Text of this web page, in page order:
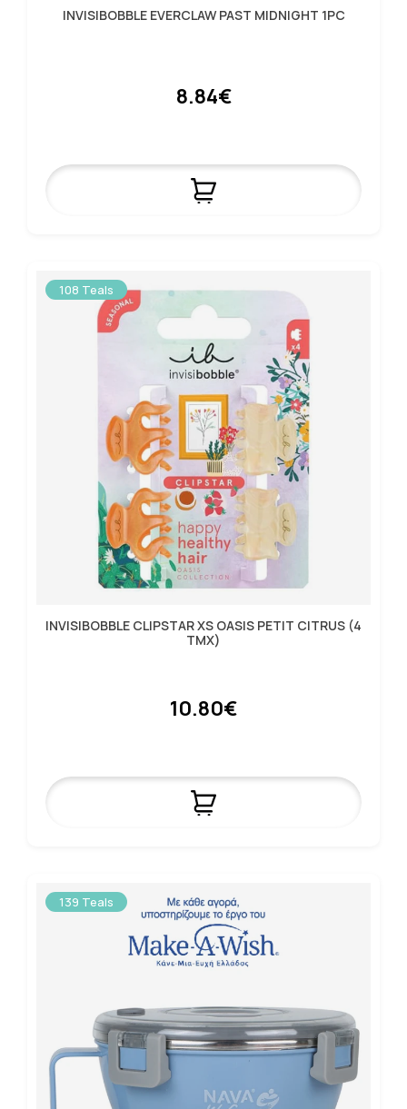
INVISIBOBBLE EVERCLAW PAST MIDNIGHT 1PC
8.84€
108 Teals
INVISIBOBBLE CLIPSTAR XS OASIS PETIT CITRUS (4
ΤΜX)
10.80€
139 Teals